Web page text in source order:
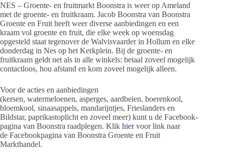
NES – Groente- en fruitmarkt Boonstra is weer op Ameland
met de groente- en fruitkraam. Jacob Boonstra van Boonstra
Groente en Fruit heeft weer diverse aanbiedingen en een
kraam vol groente en fruit, die elke week op woensdag
opgesteld staat tegenover de Walvisvaarder in Hollum en elke
donderdag in Nes op het Kerkplein. Bij de groente- en
fruitkraam geldt net als in alle winkels: betaal zoveel mogelijk
contactloos, hou afstand en kom zoveel mogelijk alleen.
Voor de acties en aanbiedingen
(kersen, watermeloenen, asperges, aardbeien, boerenkool,
bloemkool, sinaasappels, mandarijntjes, Frieslanders en
Bildstar, paprikastoplicht en zoveel meer) kunt u de Facebook-
pagina van Boonstra raadplegen. Klik hiervoor link naar
de Facebookpagina van Boonstra Groente en Fruit
Markthandel.